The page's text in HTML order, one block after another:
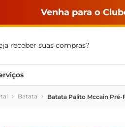
Venha para o
receber suas compras?
Batata Batata Palito Mccain Pré-